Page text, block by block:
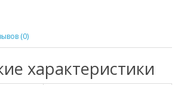
(0)
характеристики